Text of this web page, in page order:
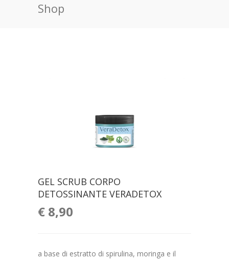
Shop
GEL SCRUB CORPO
DETOSSINANTE VERADETOX
€ 8,90
a base di estratto di spirulina, moringa e il